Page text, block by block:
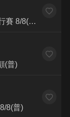
LIVE 中華職棒 中信 VS 台鋼 例行賽 8/8(普)
(普)
8(普)